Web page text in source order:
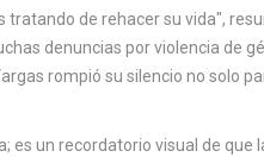
de rehacer su vida",
denuncias por violencia de
rompió su silencio no solo
es un recordatorio visual de que